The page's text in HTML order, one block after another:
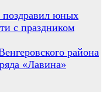
поздравил юных
с праздником
района
«Лавина»